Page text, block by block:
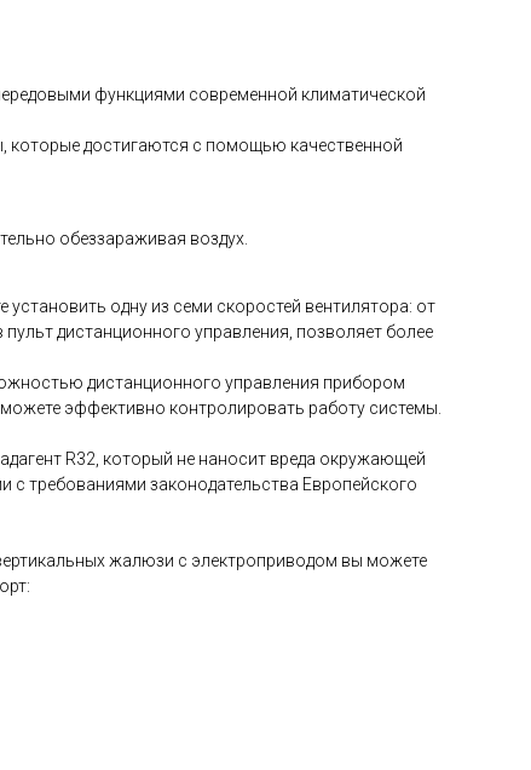
функциями современной климатической
которые достигаются с помощью качественной
обеззараживая воздух.
одну из семи скоростей вентилятора: от
дистанционного управления, позволяет более
дистанционного управления прибором
эффективно контролировать работу системы.
R32, который не наносит вреда окружающей
с требованиями законодательства Европейского
жалюзи с электроприводом вы можете